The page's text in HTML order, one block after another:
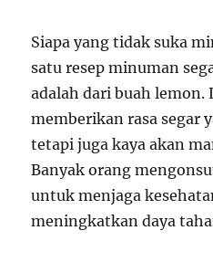
Siapa yang tidak suka
satu resep minuman
adalah dari buah lemon.
memberikan rasa segar
tetapi juga kaya akan
Banyak orang
untuk menjaga
meningkatkan daya